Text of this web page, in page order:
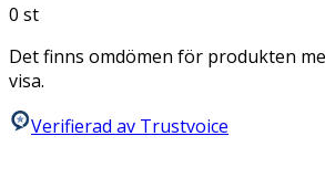
0 st
Det finns omdömen för produkten
visa.
Verifierad av Trustvoice